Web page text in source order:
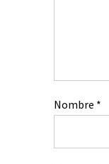
Nombre *